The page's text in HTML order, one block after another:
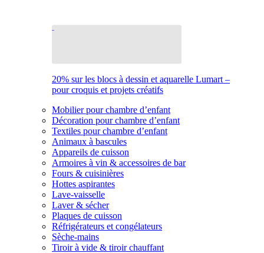
20% sur les blocs à dessin et aquarelle Lumart –
pour croquis et projets créatifs
Mobilier pour chambre d’enfant
Décoration pour chambre d’enfant
Textiles pour chambre d’enfant
Animaux à bascules
Appareils de cuisson
Armoires à vin & accessoires de bar
Fours & cuisinières
Hottes aspirantes
Lave-vaisselle
Laver & sécher
Plaques de cuisson
Réfrigérateurs et congélateurs
Sèche-mains
Tiroir à vide & tiroir chauffant